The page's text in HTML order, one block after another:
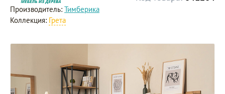
Производитель: Тимберика
Коллекция: Грета